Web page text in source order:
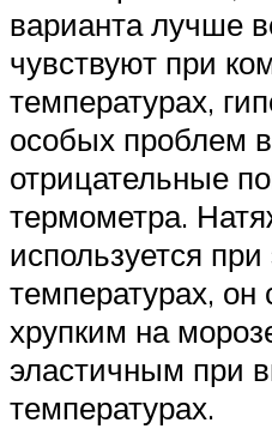
варианта лучше
чувствуют при
температурах,
особых проблем
отрицательные
термометра.
используется
температурах, он
хрупким на
эластичным при
температурах.